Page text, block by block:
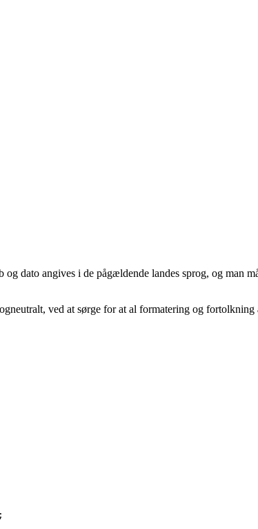
dato angives i de pågældende landes sprog, og man
ved at sørge for at al formatering og